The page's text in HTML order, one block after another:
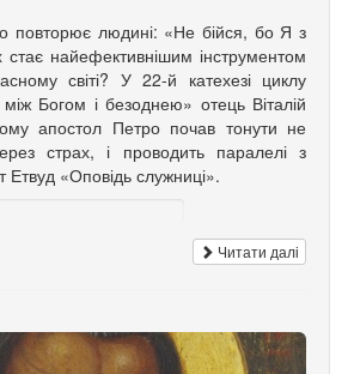
повторює людині: «Не бійся, бо Я з
стає найефективнішим інструментом
світі? У 22-й катехезі циклу
Богом і безоднею» отець Віталій
апостол Петро почав тонути не
страх, і проводить паралелі з
«Оповідь служниці».
Читати далі